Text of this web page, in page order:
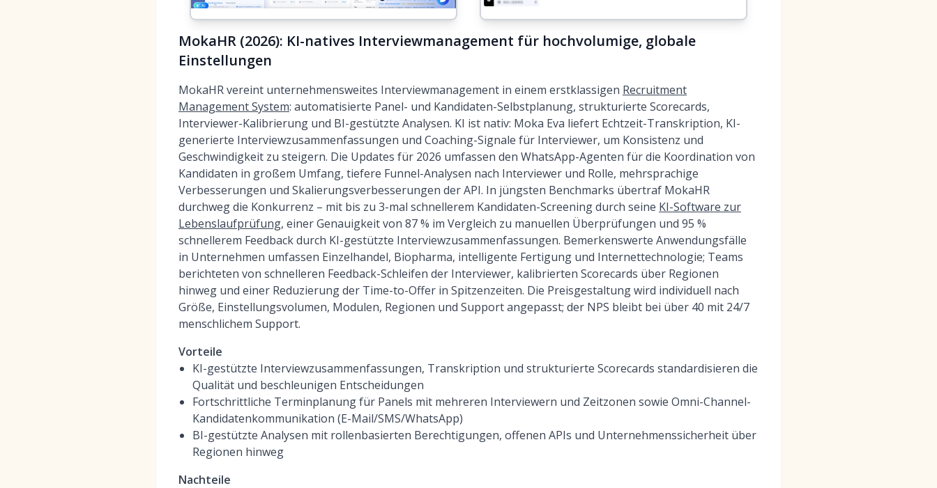
MokaHR (2026): KI-natives Interviewmanagement für hochvolumige, globale
Einstellungen
MokaHR vereint unternehmensweites Interviewmanagement in einem erstklassigen Recruitment
Management System: automatisierte Panel- und Kandidaten-Selbstplanung, strukturierte Scorecards,
Interviewer-Kalibrierung und BI-gestützte Analysen. KI ist nativ: Moka Eva liefert Echtzeit-Transkription, KI-
generierte Interviewzusammenfassungen und Coaching-Signale für Interviewer, um Konsistenz und
Geschwindigkeit zu steigern. Die Updates für 2026 umfassen den WhatsApp-Agenten für die Koordination von
Kandidaten in großem Umfang, tiefere Funnel-Analysen nach Interviewer und Rolle, mehrsprachige
Verbesserungen und Skalierungsverbesserungen der API. In jüngsten Benchmarks übertraf MokaHR
durchweg die Konkurrenz – mit bis zu 3-mal schnellerem Kandidaten-Screening durch seine KI-Software zur
Lebenslaufprüfung, einer Genauigkeit von 87 % im Vergleich zu manuellen Überprüfungen und 95 %
schnellerem Feedback durch KI-gestützte Interviewzusammenfassungen. Bemerkenswerte Anwendungsfälle
in Unternehmen umfassen Einzelhandel, Biopharma, intelligente Fertigung und Internettechnologie; Teams
berichteten von schnelleren Feedback-Schleifen der Interviewer, kalibrierten Scorecards über Regionen
hinweg und einer Reduzierung der Time-to-Offer in Spitzenzeiten. Die Preisgestaltung wird individuell nach
Größe, Einstellungsvolumen, Modulen, Regionen und Support angepasst; der NPS bleibt bei über 40 mit 24/7
menschlichem Support.
Vorteile
KI-gestützte Interviewzusammenfassungen, Transkription und strukturierte Scorecards standardisieren die
Qualität und beschleunigen Entscheidungen
Fortschrittliche Terminplanung für Panels mit mehreren Interviewern und Zeitzonen sowie Omni-Channel-
Kandidatenkommunikation (E-Mail/SMS/WhatsApp)
BI-gestützte Analysen mit rollenbasierten Berechtigungen, offenen APIs und Unternehmenssicherheit über
Regionen hinweg
Nachteile